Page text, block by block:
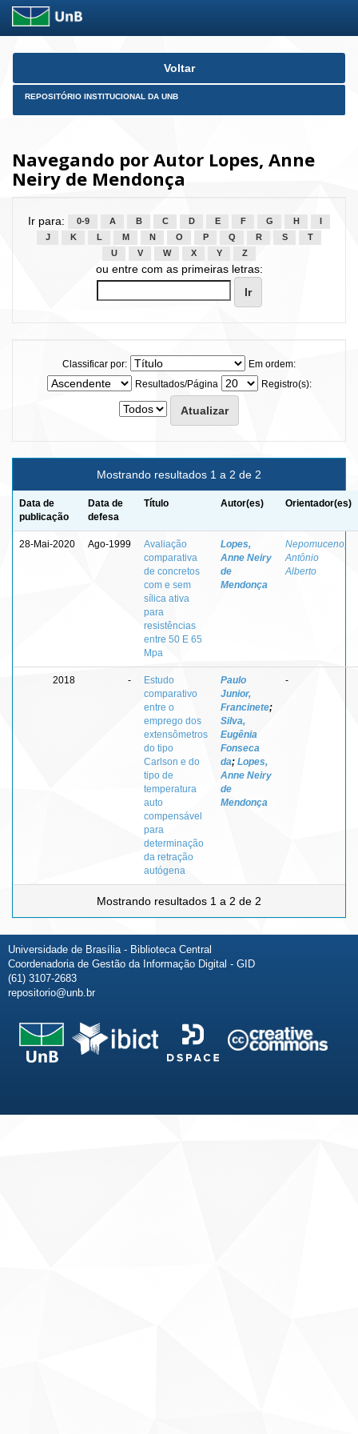
Skip
Voltar
REPOSITÓRIO INSTITUCIONAL DA UNB
Navegando por Autor Lopes, Anne
Neiry de Mendonça
Ir para: 0-9 A B C D E F G H
J
K L M N O P Q R S
T
U
V W X Y Z
ou entre com as primeiras letras:
Classificar por:
Em ordem:
Resultados/Página
Registro(s):
Mostrando resultados 1 a 2 de 2
Data de
publicação
Data de
defesa
Título Autor(es) Orientador(es)
28-Mai-2020 Ago-1999
Avaliação
comparativa
de concretos
com e sem
sílica ativa
para
resistências
entre 50 E 65
Mpa
Lopes,
Anne Neiry
de
Mendonça
Nepomuceno,
Antônio
Alberto
2018 -
Estudo
comparativo
entre o
emprego dos
extensômetros
do tipo
Carlson e do
tipo de
temperatura
auto
compensável
para
determinação
da retração
autógena
Paulo
Junior,
Francinete;
Silva,
Eugênia
Fonseca
da; Lopes,
Anne Neiry
de
Mendonça
-
Mostrando resultados 1 a 2 de 2
Universidade de Brasília - Biblioteca Central
Coordenadoria de Gestão da Informação Digital - GID
(61) 3107-2683
repositorio@unb.br